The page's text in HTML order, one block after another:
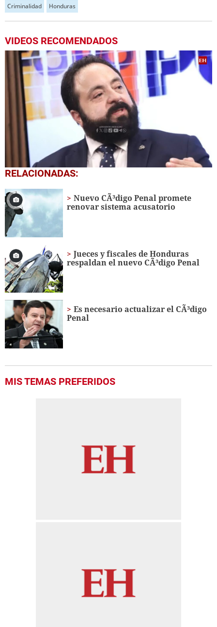
Criminalidad Honduras
VIDEOS RECOMENDADOS
0
seconds
2
minutes,
34
seconds
RELACIONADAS:
Nuevo CÃ³digo Penal promete
renovar sistema acusatorio
Jueces y fiscales de Honduras
respaldan el nuevo CÃ³digo Penal
Es necesario actualizar el CÃ³digo
Penal
MIS TEMAS PREFERIDOS